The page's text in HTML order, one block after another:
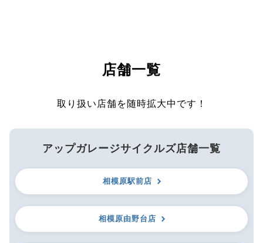
店舗一覧
取り扱い店舗を随時拡大中です！
アップガレージサイクルズ店舗一覧
相模原駅前店
相模原由野台店